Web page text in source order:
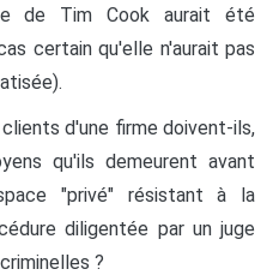
de Tim Cook aurait été
certain qu'elle n'aurait pas
d'une firme doivent-ils,
qu'ils demeurent avant
"privé" résistant à la
diligentée par un juge
?